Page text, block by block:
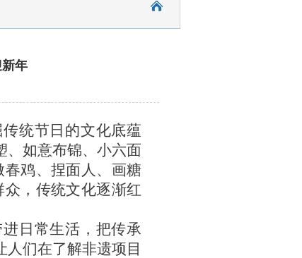
年
统节日的文化底蕴
、如意布锦、小六面
春鸡、捏面人、画糖
，传统文化逐渐红
日常生活，把传承
们在了解非遗项目